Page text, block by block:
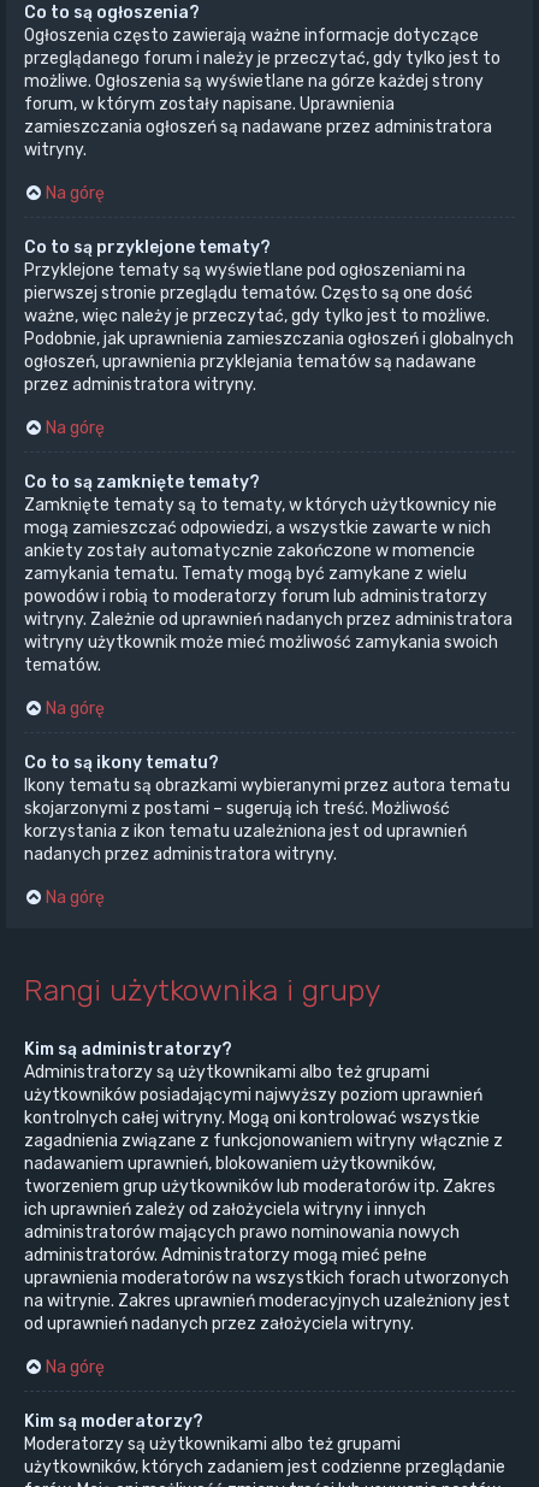
Co to są ogłoszenia?
Ogłoszenia często zawierają ważne informacje dotyczące
przeglądanego forum i należy je przeczytać, gdy tylko jest to
możliwe. Ogłoszenia są wyświetlane na górze każdej strony
forum, w którym zostały napisane. Uprawnienia
zamieszczania ogłoszeń są nadawane przez administratora
witryny.
Na górę
Co to są przyklejone tematy?
Przyklejone tematy są wyświetlane pod ogłoszeniami na
pierwszej stronie przeglądu tematów. Często są one dość
ważne, więc należy je przeczytać, gdy tylko jest to możliwe.
Podobnie, jak uprawnienia zamieszczania ogłoszeń i globalnych
ogłoszeń, uprawnienia przyklejania tematów są nadawane
przez administratora witryny.
Na górę
Co to są zamknięte tematy?
Zamknięte tematy są to tematy, w których użytkownicy nie
mogą zamieszczać odpowiedzi, a wszystkie zawarte w nich
ankiety zostały automatycznie zakończone w momencie
zamykania tematu. Tematy mogą być zamykane z wielu
powodów i robią to moderatorzy forum lub administratorzy
witryny. Zależnie od uprawnień nadanych przez administratora
witryny użytkownik może mieć możliwość zamykania swoich
tematów.
Na górę
Co to są ikony tematu?
Ikony tematu są obrazkami wybieranymi przez autora tematu
skojarzonymi z postami – sugerują ich treść. Możliwość
korzystania z ikon tematu uzależniona jest od uprawnień
nadanych przez administratora witryny.
Na górę
Rangi użytkownika i grupy
Kim są administratorzy?
Administratorzy są użytkownikami albo też grupami
użytkowników posiadającymi najwyższy poziom uprawnień
kontrolnych całej witryny. Mogą oni kontrolować wszystkie
zagadnienia związane z funkcjonowaniem witryny włącznie z
nadawaniem uprawnień, blokowaniem użytkowników,
tworzeniem grup użytkowników lub moderatorów itp. Zakres
ich uprawnień zależy od założyciela witryny i innych
administratorów mających prawo nominowania nowych
administratorów. Administratorzy mogą mieć pełne
uprawnienia moderatorów na wszystkich forach utworzonych
na witrynie. Zakres uprawnień moderacyjnych uzależniony jest
od uprawnień nadanych przez założyciela witryny.
Na górę
Kim są moderatorzy?
Moderatorzy są użytkownikami albo też grupami
użytkowników, których zadaniem jest codzienne przeglądanie